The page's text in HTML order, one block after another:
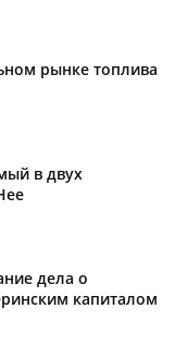
рынке топлива
в двух
дела о
капиталом